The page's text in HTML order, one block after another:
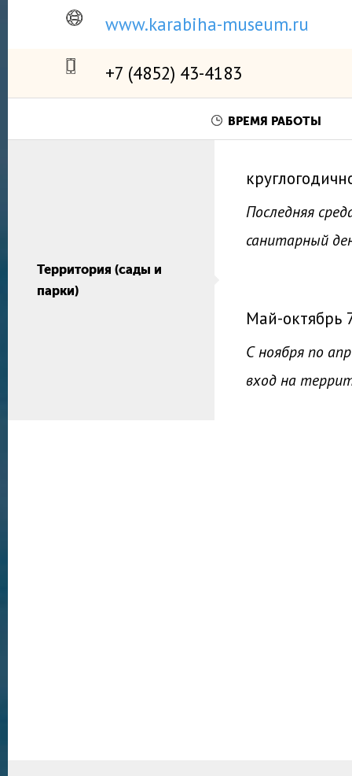
www.karabiha-museum.ru
+7 (4852) 43-4183
ВРЕМЯ РАБОТЫ
выставки музея-
заповедника
Последняя
санитарный
Территория (сады и
парки)
Май-октябрь
С ноября по
вход на